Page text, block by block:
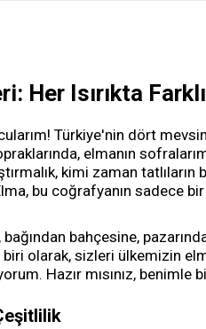
Her Isırıkta
Türkiye'nin dört
elmanın
kimi zaman tatlıların
bu coğrafyanın sadece
bahçesine,
biri olarak, sizleri ülkemizin
Hazır mısınız, benimle